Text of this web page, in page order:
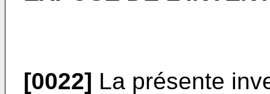
[0022] La présente